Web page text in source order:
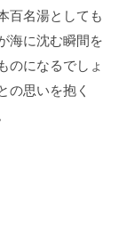
百名湯としても
海に沈む瞬間を
のになるでしょ
の思いを抱く